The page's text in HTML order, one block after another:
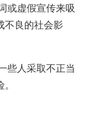
或虚假宣传来吸
不良的社会影
些人采取不正当